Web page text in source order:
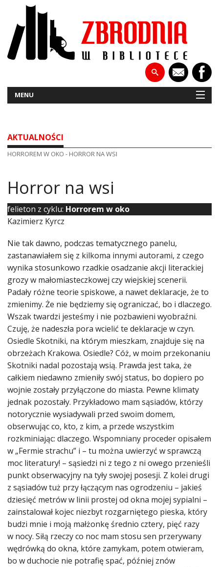
MENU
NOWOŚCI
PATRONATY
WYWIADY
RECENZJE
DO CZYTANIA
NA EKRANIE
KONTAKT
AKTUALNOŚCI
HORROREM W OKO - HORROR NA WSI
Horror na wsi
felieton z cyklu: Horrorem w oko
Kazimierz Kyrcz
Nie tak dawno, podczas tematycznego panelu,
zastanawiałem się z kilkoma innymi autorami, z czego
wynika stosunkowo rzadkie osadzanie akcji literackiej
grozy w małomiasteczkowej czy wiejskiej scenerii.
Padały różne teorie spiskowe, a nawet deklaracje, że to
zmienimy. Że nie będziemy się ograniczać, bo i dlaczego.
Wszak twardzi jesteśmy i nie pozbawieni wyobraźni.
Czuję, że nadeszła pora wcielić te deklaracje w czyn.
Osiedle Skotniki, na którym mieszkam, znajduje się na
obrzeżach Krakowa. Osiedle? Cóż, w moim przekonaniu
Skotniki nadal pozostają wsią. Prawda jest taka, że
całkiem niedawno zmieniły swój status, bo dopiero po
wojnie zostały przyłączone do miasta. Pewne klimaty
jednak pozostały. Przykładowo mam sąsiadów, którzy
notorycznie wysiadywali przed swoim domem,
obserwując co, kto, z kim, a przede wszystkim
rozkminiając: dlaczego. Wspomniany proceder opisałem
w „Fermie strachu” i – tu można uwierzyć w sprawczą
moc literatury! – sąsiedzi ni z tego z ni owego przenieśli
punkt obserwacyjny na tyły swojej posesji. Z kolei drugi
z sąsiadów tuż przy łączącym nas ogrodzeniu – jakieś
dziesięć metrów w linii prostej od okna mojej sypialni –
zainstalował kojec niezbyt rozgarniętego pieska, który
budzi mnie i moją małżonkę średnio cztery, pięć razy
w nocy. Siłą rzeczy co noc mam stosu sen przerywany
wędrówką do okna, które zamykam, potem otwieram,
bo w duchocie nie potrafię spać, później znów